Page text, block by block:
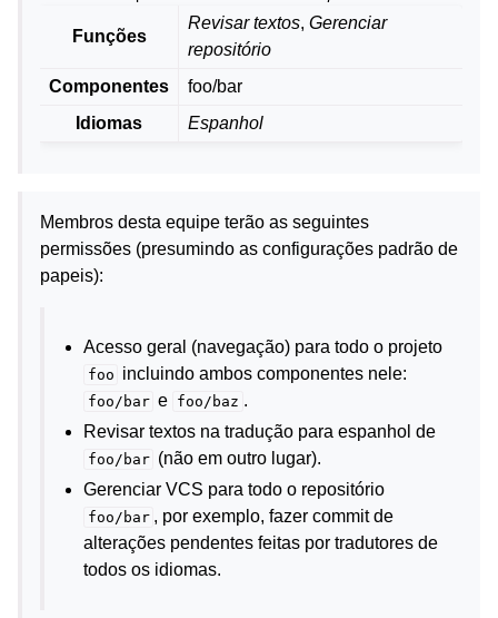
Funções
Revisar textos, Gerenciar
repositório
Componentes
foo/bar
Idiomas
Espanhol
Membros desta equipe terão as seguintes
permissões (presumindo as configurações padrão de
papeis):
Acesso geral (navegação) para todo o projeto
foo incluindo ambos componentes nele:
foo/bar e foo/baz .
Revisar textos na tradução para espanhol de
foo/bar (não em outro lugar).
Gerenciar VCS para todo o repositório
foo/bar , por exemplo, fazer commit de
alterações pendentes feitas por tradutores de
todos os idiomas.